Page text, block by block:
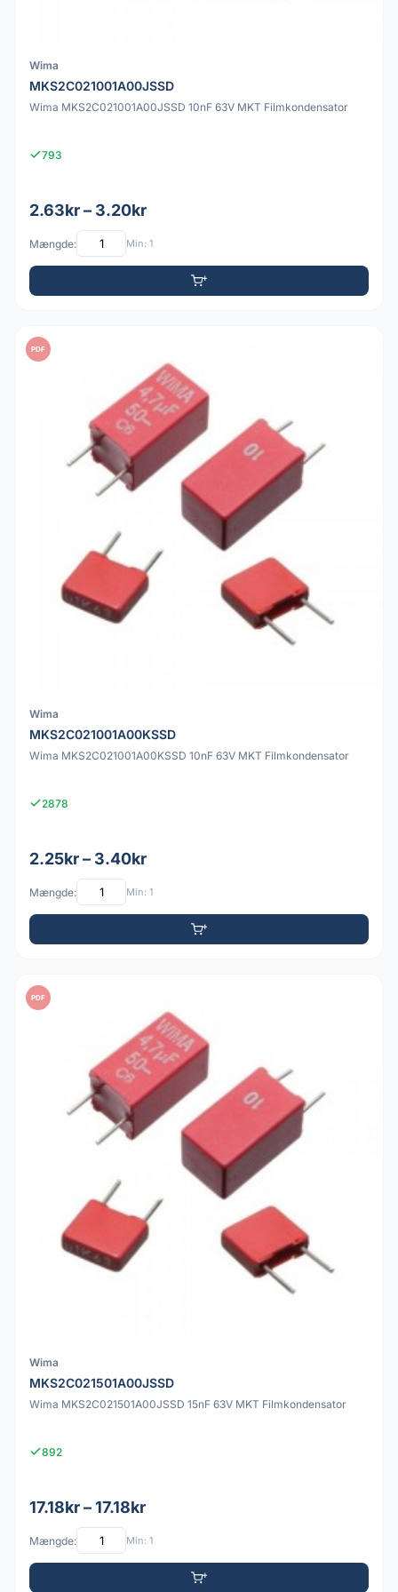
Wima
MKS2C021001A00JSSD
Wima MKS2C021001A00JSSD 10nF 63V MKT Filmkondensator
793
2.63kr – 3.20kr
Mængde: Min: 1
PDF
Wima
MKS2C021001A00KSSD
Wima MKS2C021001A00KSSD 10nF 63V MKT Filmkondensator
2878
2.25kr – 3.40kr
Mængde: Min: 1
PDF
Wima
MKS2C021501A00JSSD
Wima MKS2C021501A00JSSD 15nF 63V MKT Filmkondensator
892
17.18kr – 17.18kr
Mængde: Min: 1